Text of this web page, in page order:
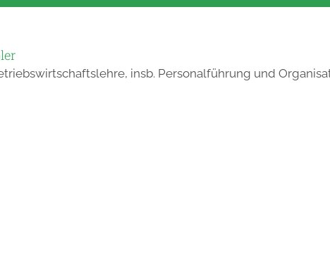
insb. Personalführung und